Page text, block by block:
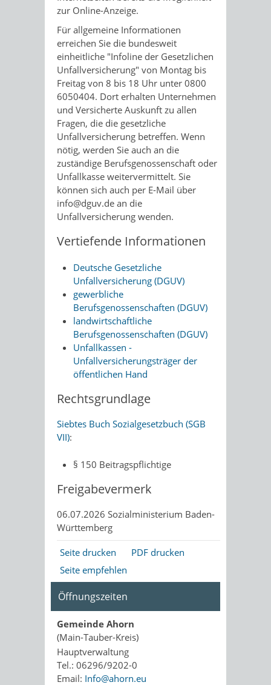
zur Online-Anzeige.
Für allgemeine Informationen
erreichen Sie die bundesweit
einheitliche "Infoline der Gesetzlichen
Unfallversicherung" von Montag bis
Freitag von 8 bis 18 Uhr unter 0800
6050404. Dort erhalten Unternehmen
und Versicherte Auskunft zu allen
Fragen, die die gesetzliche
Unfallversicherung betreffen. Wenn
nötig, werden Sie auch an die
zuständige Berufsgenossenschaft oder
Unfallkasse weitervermittelt. Sie
können sich auch per E-Mail über
info@dguv.de an die
Unfallversicherung wenden.
Vertiefende Informationen
Deutsche Gesetzliche
Unfallversicherung (DGUV)
gewerbliche
Berufsgenossenschaften (DGUV)
landwirtschaftliche
Berufsgenossenschaften (DGUV)
Unfallkassen -
Unfallversicherungsträger der
öffentlichen Hand
Rechtsgrundlage
Siebtes Buch Sozialgesetzbuch (SGB
VII):
§ 150 Beitragspflichtige
Freigabevermerk
06.07.2026 Sozialministerium Baden-
Württemberg
Seite drucken
PDF drucken
Seite empfehlen
Öffnungszeiten
Gemeinde Ahorn
(Main-Tauber-Kreis)
Hauptverwaltung
Tel.: 06296/9202-0
Email: Info@ahorn.eu